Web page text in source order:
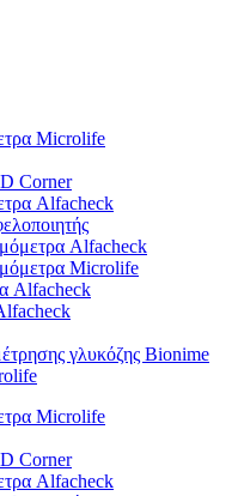
Microlife
Corner
Alfacheck
Alfacheck
Microlife
Alfacheck
γλυκόζης Bionime
Microlife
Corner
Alfacheck